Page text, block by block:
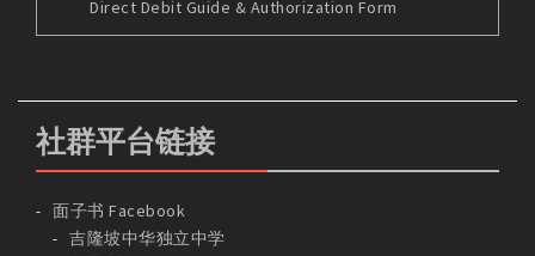
Direct Debit Guide & Authorization Form
社群平台链接
面子书 Facebook
吉隆坡中华独立中学